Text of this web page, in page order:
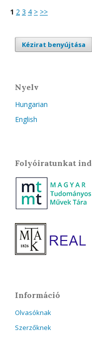
1 2 3 4 > >>
Kézirat benyújtása
Nyelv
Hungarian
English
Folyóiratunkat
Információ
Olvasóknak
Szerzőknek